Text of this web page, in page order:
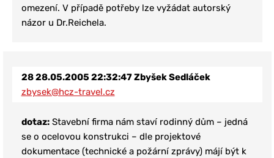
omezení. V případě potřeby lze vyžádat autorský
názor u Dr.Reichela.
2828.05.2005 22:32:47Zbyšek Sedláček
zbysek@hcz-travel.cz
dotaz:Stavební firma nám staví rodinný dům – jedná
se o ocelovou konstrukci – dle projektové
dokumentace (technické a požární zprávy) májí být k